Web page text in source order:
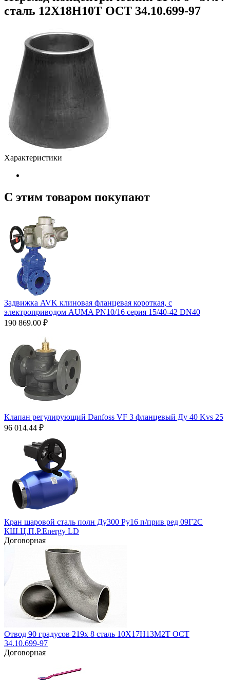
сталь 12Х18Н10Т ОСТ 34.10.699-97
Характеристики
С этим товаром покупают
Задвижка AVK клиновая фланцевая короткая, с
электроприводом AUMA PN10/16 серия 15/40-42 DN40
190 869.00 ₽
Клапан регулирующий Danfoss VF 3 фланцевый Ду 40 Kvs 25
96 014.44 ₽
Кран шаровой сталь полн Ду300 Ру16 п/прив ред 09Г2С
КШ.Ц.П.Р.Energy LD
Договорная
Отвод 90 градусов 219х 8 сталь 10Х17Н13М2Т ОСТ
34.10.699-97
Договорная